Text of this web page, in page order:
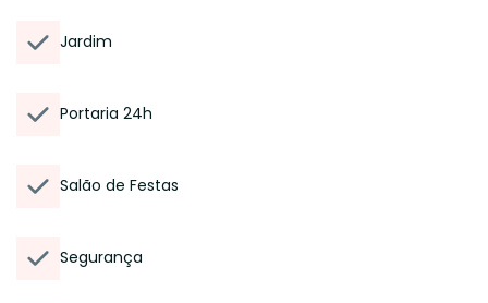
Jardim
Portaria 24h
Salão de Festas
Segurança